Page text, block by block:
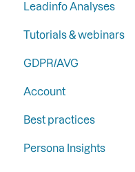
Leadinfo Analyses
Dashboard
Export
Tutorials & webinars
Webinars
Best practices door
GDPR/AVG
Account
Best practices
Trigger
Persona Insights